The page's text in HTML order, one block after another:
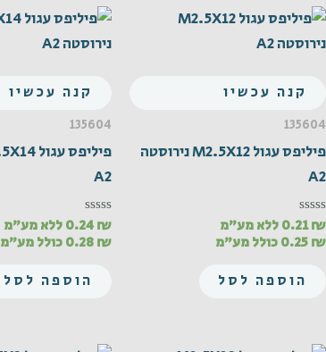
קנה עכשיו
135604
פיליפס עגול M2.5X12 נירוסטה
A2
דורג
0
מתוך
0.21₪
ללא מע"מ
0.25₪
כולל מע"מ
הוספה לסל
קנה עכשיו
135604
A2
דורג
0
מתוך
0.24₪
ללא מע"מ
0.28₪
כולל מע"מ
הוספה לסל